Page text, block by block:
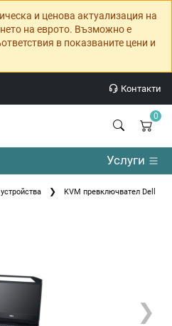
и ценова актуализация на
на еврото. Възможно е
в показваните цени и
Контакти
0
Услуги
KVM превключвател Dell
❯